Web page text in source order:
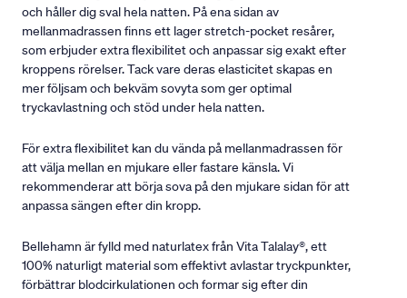
och håller dig sval hela natten. På ena sidan av
mellanmadrassen finns ett lager stretch-pocket resårer,
som erbjuder extra flexibilitet och anpassar sig exakt efter
kroppens rörelser. Tack vare deras elasticitet skapas en
mer följsam och bekväm sovyta som ger optimal
tryckavlastning och stöd under hela natten.
För extra flexibilitet kan du vända på mellanmadrassen för
att välja mellan en mjukare eller fastare känsla. Vi
rekommenderar att börja sova på den mjukare sidan för att
anpassa sängen efter din kropp.
Bellehamn är fylld med naturlatex från Vita Talalay®, ett
100% naturligt material som effektivt avlastar tryckpunkter,
förbättrar blodcirkulationen och formar sig efter din